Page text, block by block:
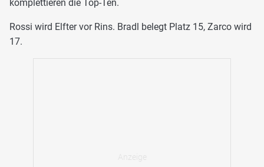
komplettieren die Top-Ten.
Rossi wird Elfter vor Rins. Bradl belegt Platz 15, Zarco wird
17.